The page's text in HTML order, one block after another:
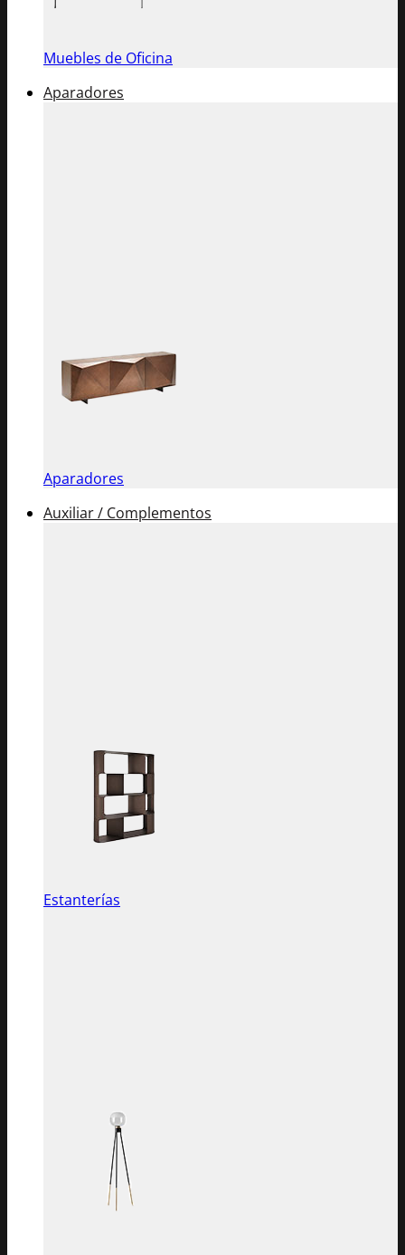
Muebles de Oficina
Aparadores
Aparadores
Auxiliar / Complementos
Estanterías